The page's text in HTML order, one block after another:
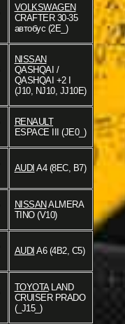
VOLKSWAGEN
CRAFTER 30-35
автобус (2E_)
NISSAN
QASHQAI /
QASHQAI +2 I
(J10, NJ10, JJ10E)
RENAULT
ESPACE III (JE0_)
AUDI A4 (8EC, B7)
NISSAN ALMERA
TINO (V10)
AUDI A6 (4B2, C5)
TOYOTALAND
CRUISER PRADO
(_J15_)